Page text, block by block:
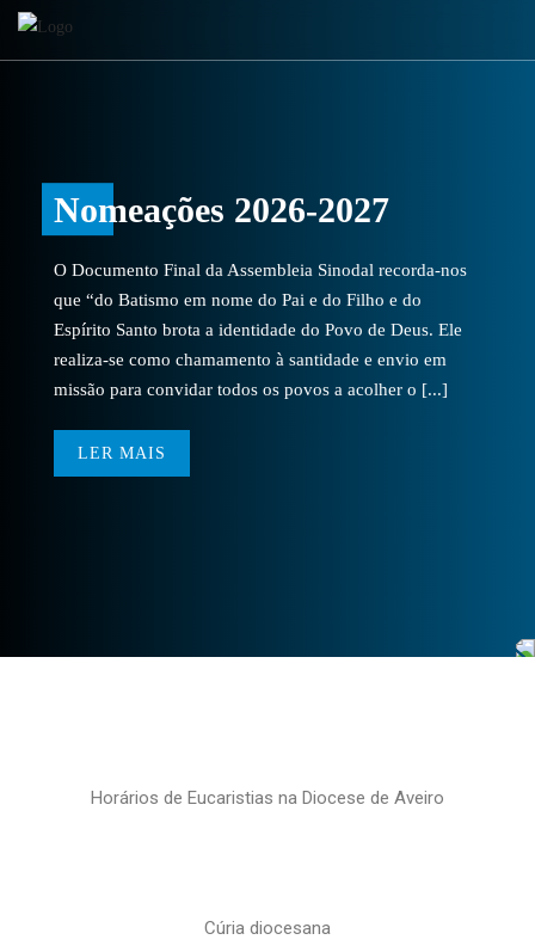
Nomeações 2026-2027
O Documento Final da Assembleia Sinodal recorda-nos
que “do Batismo em nome do Pai e do Filho e do
Espírito Santo brota a identidade do Povo de Deus. Ele
realiza-se como chamamento à santidade e envio em
missão para convidar todos os povos a acolher o [...]
LER MAIS
Horários de Eucaristias na Diocese de Aveiro
Cúria diocesana